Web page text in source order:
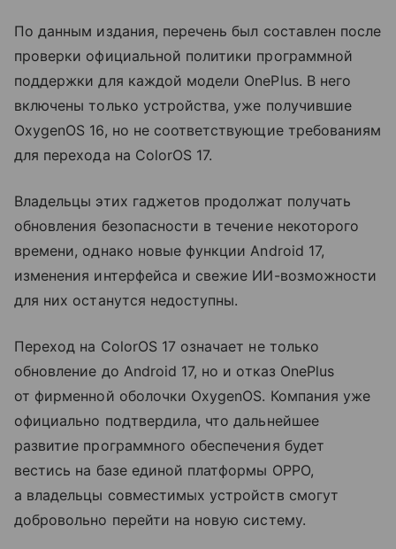
По данным издания, перечень был составлен после
проверки официальной политики программной
поддержки для каждой модели OnePlus. В него
включены только устройства, уже получившие
OxygenOS 16, но не соответствующие требованиям
для перехода на ColorOS 17.
Владельцы этих гаджетов продолжат получать
обновления безопасности в течение некоторого
времени, однако новые функции Android 17,
изменения интерфейса и свежие ИИ-возможности
для них останутся недоступны.
Переход на ColorOS 17 означает не только
обновление до Android 17, но и отказ OnePlus
от фирменной оболочки OxygenOS. Компания уже
официально подтвердила, что дальнейшее
развитие программного обеспечения будет
вестись на базе единой платформы OPPO,
а владельцы совместимых устройств смогут
добровольно перейти на новую систему.